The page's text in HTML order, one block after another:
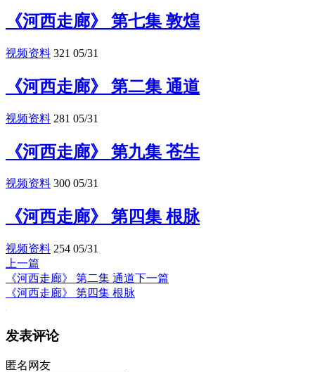
《河西走廊》 第七集 敦煌
视频资料 321 05/31
《河西走廊》 第二集 通道
视频资料 281 05/31
《河西走廊》 第九集 苍生
视频资料 300 05/31
《河西走廊》 第四集 根脉
视频资料 254 05/31
上一篇
《河西走廊》 第二集 通道下一篇
《河西走廊》 第四集 根脉
发表评论
匿名网友